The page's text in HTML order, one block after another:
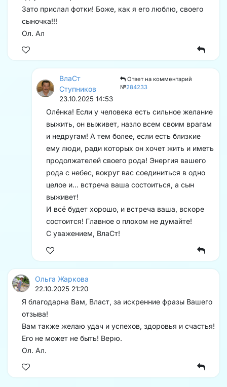
Зато прислал фотки! Боже, как я его люблю, своего
сыночка!!!
Ол. Ал
ВлаСт
Ступников
Ответ на комментарий
№284233
23.10.2025 14:53
Олёнка! Если у человека есть сильное желание
выжить, он выживет, назло всем своим врагам
и недругам! А тем более, если есть близкие
ему люди, ради которых он хочет жить и иметь
продолжателей своего рода! Энергия вашего
рода с небес, вокруг вас соединиться в одно
целое и... встреча ваша состоиться, а сын
выживет!
И всё будет хорошо, и встреча ваша, вскоре
состоится! Главное о плохом не думайте!
С уважением, ВлаСт!
Ольга Жаркова
22.10.2025 21:20
Я благодарна Вам, Власт, за искренние фразы Вашего
отзыва!
Вам также желаю удач и успехов, здоровья и счастья!
Его не может не быть! Верю.
Ол. Ал.